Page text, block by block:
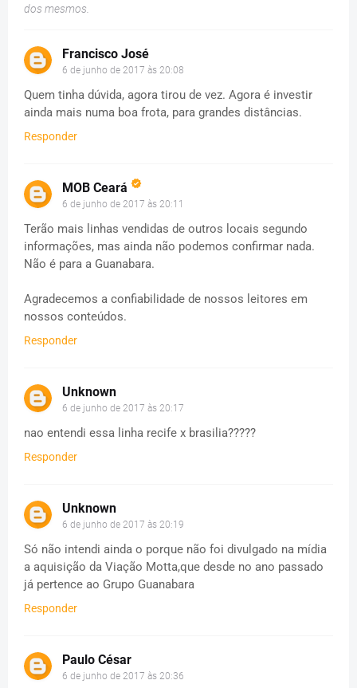
dos mesmos.
Francisco José
6 de junho de 2017 às 20:08
Quem tinha dúvida, agora tirou de vez. Agora é investir
ainda mais numa boa frota, para grandes distâncias.
Responder
MOB Ceará
6 de junho de 2017 às 20:11
Terão mais linhas vendidas de outros locais segundo
informações, mas ainda não podemos confirmar nada.
Não é para a Guanabara.
Agradecemos a confiabilidade de nossos leitores em
nossos conteúdos.
Responder
Unknown
6 de junho de 2017 às 20:17
nao entendi essa linha recife x brasilia?????
Responder
Unknown
6 de junho de 2017 às 20:19
Só não intendi ainda o porque não foi divulgado na mídia
a aquisição da Viação Motta,que desde no ano passado
já pertence ao Grupo Guanabara
Responder
Paulo César
6 de junho de 2017 às 20:36